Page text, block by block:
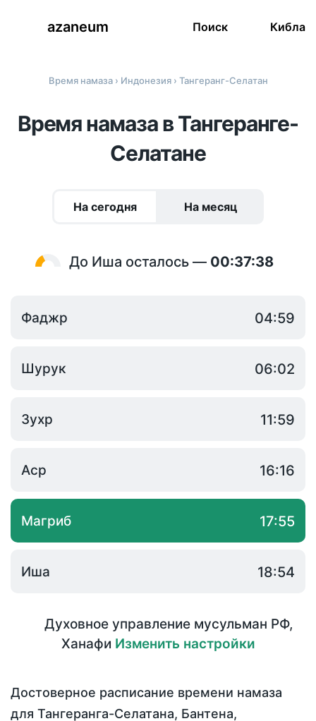
azaneum Поиск Кибла
Время намаза› Индонезия› Тангеранг-Селатан
Время намаза в Тангеранге-
Селатане
На сегодня На месяц
До Иша осталось — 00:37:37
Фаджр 04:59
Шурук 06:02
Зухр 11:59
Аср 16:16
Магриб 17:55
Иша 18:54
Духовное управление мусульман РФ,
Ханафи Изменить настройки
Достоверное расписание времени намаза
для Тангеранга-Селатана, Бантена,